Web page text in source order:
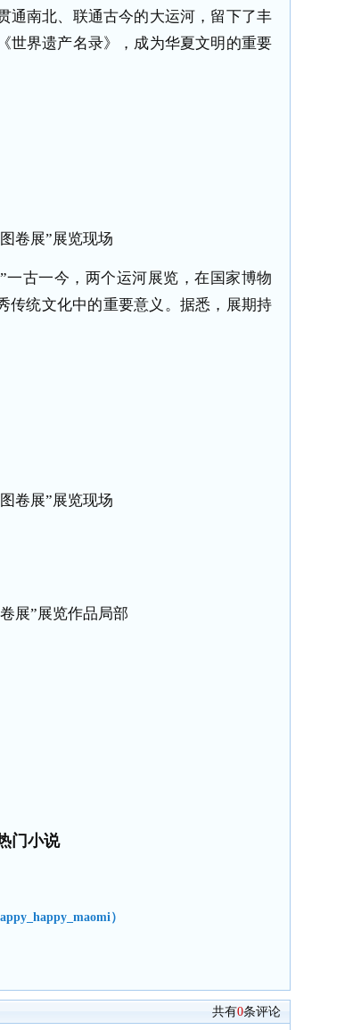
通南北、联通古今的大运河，留下了丰
世界遗产名录》，成为华夏文明的重要
卷展”展览现场
古一今，两个运河展览，在国家博物
传统文化中的重要意义。据悉，展期持
卷展”展览现场
展”展览作品局部
门小说
）
共有0条评论